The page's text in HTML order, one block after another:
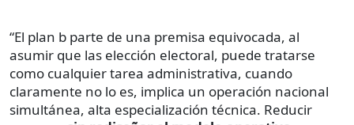
“El plan b parte de una premisa equivocada, al
asumir que las elección electoral, puede tratarse
como cualquier tarea administrativa, cuando
claramente no lo es, implica un operación nacional
simultánea, alta especialización técnica. Reducir